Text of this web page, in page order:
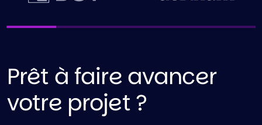
Prêt à faire avancer
votre projet ?